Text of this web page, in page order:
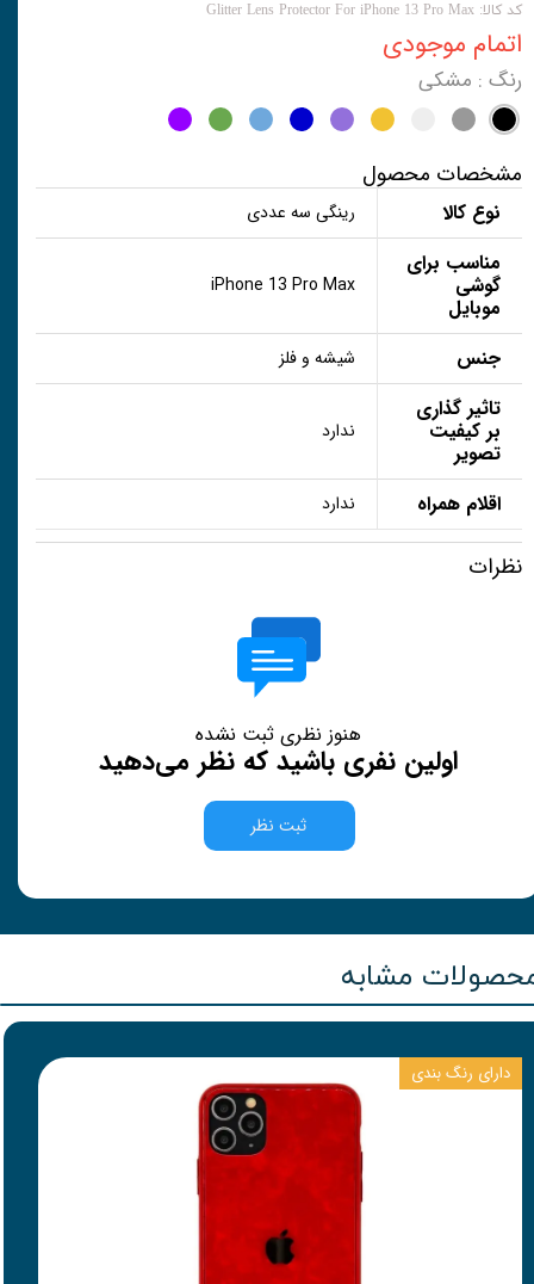
کد کالا: Glitter Lens Protector For iPhone 13 Pro Max
اتمام موجودی
رنگ : مشکی
مشخصات محصول
نوع کالا رینگی سه عددی
مناسب برای
گوشی
موبایل
iPhone 13 Pro Max
جنس شیشه و فلز
تاثیر گذاری
بر کیفیت
تصویر
ندارد
اقلام همراه ندارد
نظرات
هنوز نظری ثبت نشده
اولین نفری باشید که نظر می‌دهید
ثبت نظر
مشابه
دارای رنگ بندی